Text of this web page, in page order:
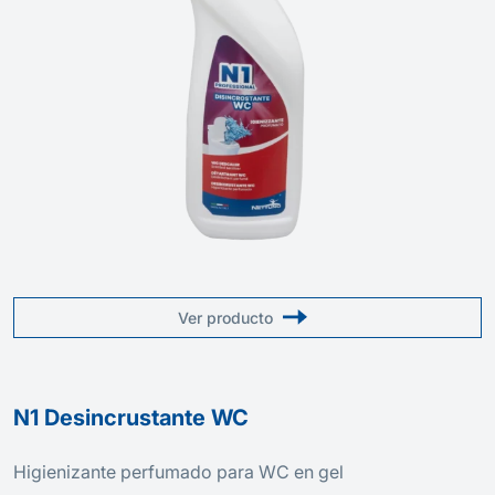
Ver producto
N1 Desincrustante WC
Higienizante perfumado para WC en gel